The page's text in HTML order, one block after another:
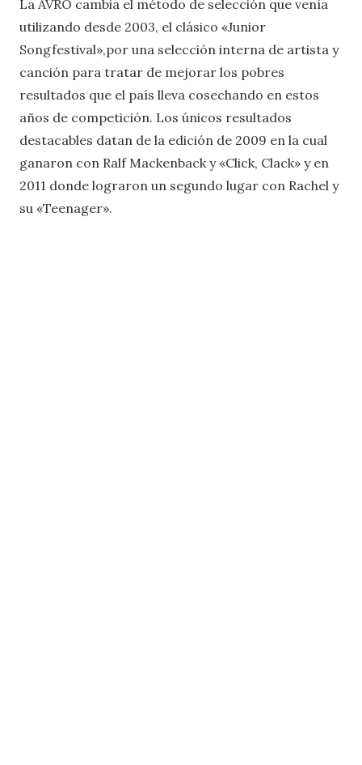
La AVRO cambia el método de selección que venía
utilizando desde 2003, el clásico «Junior
Songfestival»,por una selección interna de artista y
canción para tratar de mejorar los pobres
resultados que el país lleva cosechando en estos
años de competición. Los únicos resultados
destacables datan de la edición de 2009 en la cual
ganaron con Ralf Mackenback y «Click, Clack» y en
2011 donde lograron un segundo lugar con Rachel y
su «Teenager».